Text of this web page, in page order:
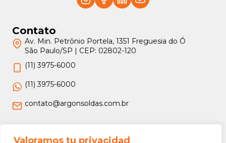
Valoramos tu privacidad
Contato
Av. Min. Petrônio Portela, 1351 Freguesia do Ó
São Paulo/SP | CEP: 02802-120
(11) 3975-6000
(11) 3975-6000
contato@argonsoldas.com.br
Jurídico